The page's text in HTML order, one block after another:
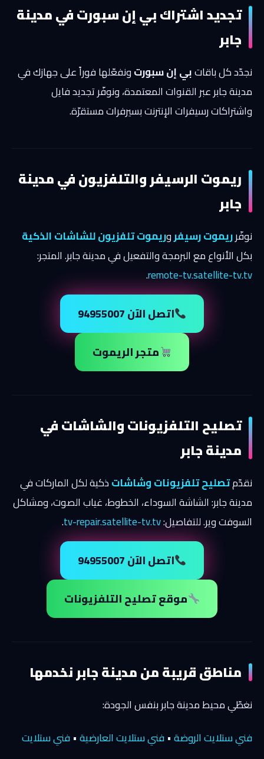
تجديد اشتراك بي إن سبورت في مدينة
جابر
نجدّد كل باقاتبي إن سبورتونفعّلها فوراً على جهازك في
مدينة جابر عبر القنوات المعتمدة، ونوفّر تجديد فايل
واشتراكات رسيفرات الإنترنت بسيرفرات مستقرّة.
ريموت الرسيفر والتلفزيون في مدينة
جابر
نوفّرريموت رسيفروريموت تلفزيون للشاشات الذكية
بكل الأنواع مع البرمجة والتفعيل في مدينة جابر. المتجر:
remote-tv.satellite-tv.tv
.
اتصل الآن 94955007
متجر الريموت
تصليح التلفزيونات والشاشات في
مدينة جابر
نقدّمتصليح تلفزيونات وشاشاتذكية لكل الماركات في
مدينة جابر: الشاشة السوداء، الخطوط، غياب الصوت، ومشاكل
السوفت وير. للتفاصيل:tv-repair.satellite-tv.tv
.
اتصل الآن 94955007
موقع تصليح التلفزيونات
مناطق قريبة من مدينة جابر نخدمها
نغطّي محيط مدينة جابر بنفس الجودة:
فني ستلايت الروضة• فني ستلايت العارضية• فني ستلايت